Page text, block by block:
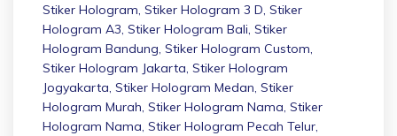
Stiker Hologram, Stiker Hologram 3 D, Stiker
Hologram A3, Stiker Hologram Bali, Stiker
Hologram Bandung, Stiker Hologram Custom,
Stiker Hologram Jakarta, Stiker Hologram
Jogyakarta, Stiker Hologram Medan, Stiker
Hologram Murah, Stiker Hologram Nama, Stiker
Hologram Nama, Stiker Hologram Pecah Telur,